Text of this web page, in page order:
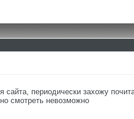
сайта, периодически захожу
смотреть невозможно